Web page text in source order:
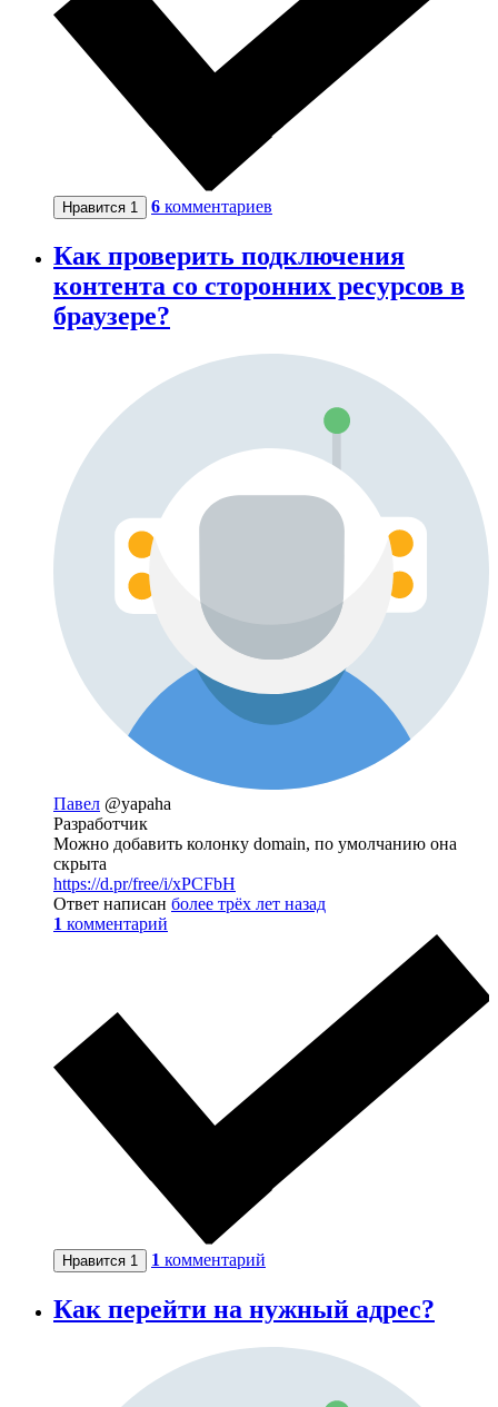
Нравится 1 6 комментариев
Как проверить подключения
контента со сторонних ресурсов в
браузере?
Павел @yapaha
Разработчик
Можно добавить колонку domain, по умолчанию она
скрыта
https://d.pr/free/i/xPCFbH
Ответ написан более трёх лет назад
1 комментарий
Нравится 1 1 комментарий
Как перейти на нужный адрес?